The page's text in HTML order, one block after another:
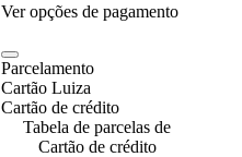
Ver opções de pagamento
Parcelamento
Cartão Luiza
Cartão de crédito
Tabela de parcelas de
Cartão de crédito